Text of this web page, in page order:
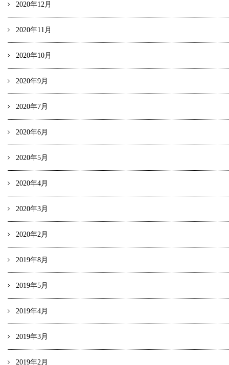
2020年12月
2020年11月
2020年10月
2020年9月
2020年7月
2020年6月
2020年5月
2020年4月
2020年3月
2020年2月
2019年8月
2019年5月
2019年4月
2019年3月
2019年2月